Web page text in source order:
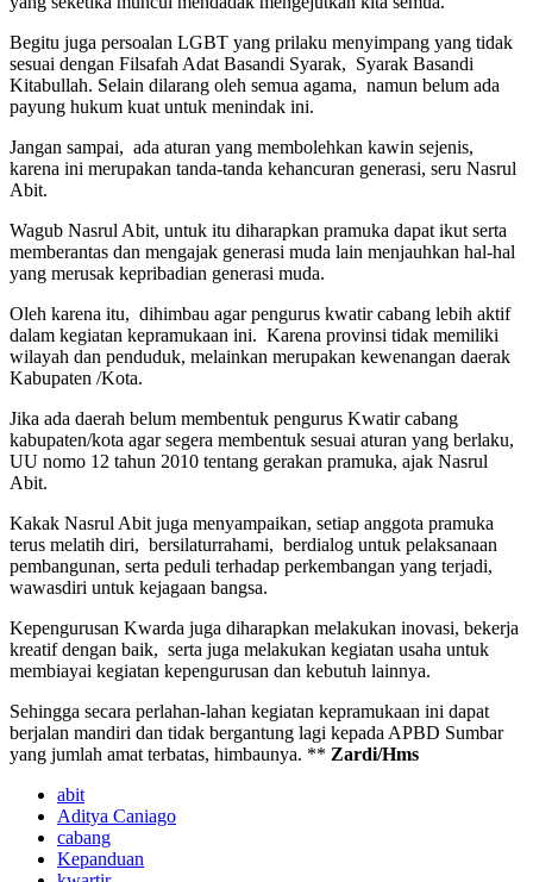
Begitu juga persoalan LGBT yang prilaku menyimpang yang tidak
sesuai dengan Filsafah Adat Basandi Syarak, Syarak Basandi
Kitabullah. Selain dilarang oleh semua agama, namun belum ada
payung hukum kuat untuk menindak ini.
Jangan sampai, ada aturan yang membolehkan kawin sejenis,
karena ini merupakan tanda-tanda kehancuran generasi, seru Nasrul
Abit.
Wagub Nasrul Abit, untuk itu diharapkan pramuka dapat ikut serta
memberantas dan mengajak generasi muda lain menjauhkan hal-hal
yang merusak kepribadian generasi muda.
Oleh karena itu, dihimbau agar pengurus kwatir cabang lebih aktif
dalam kegiatan kepramukaan ini. Karena provinsi tidak memiliki
wilayah dan penduduk, melainkan merupakan kewenangan daerak
Kabupaten /Kota.
Jika ada daerah belum membentuk pengurus Kwatir cabang
kabupaten/kota agar segera membentuk sesuai aturan yang berlaku,
UU nomo 12 tahun 2010 tentang gerakan pramuka, ajak Nasrul
Abit.
Kakak Nasrul Abit juga menyampaikan, setiap anggota pramuka
terus melatih diri, bersilaturrahami, berdialog untuk pelaksanaan
pembangunan, serta peduli terhadap perkembangan yang terjadi,
wawasdiri untuk kejagaan bangsa.
Kepengurusan Kwarda juga diharapkan melakukan inovasi, bekerja
kreatif dengan baik, serta juga melakukan kegiatan usaha untuk
membiayai kegiatan kepengurusan dan kebutuh lainnya.
Sehingga secara perlahan-lahan kegiatan kepramukaan ini dapat
berjalan mandiri dan tidak bergantung lagi kepada APBD Sumbar
yang jumlah amat terbatas, himbaunya. ** Zardi/Hms
abit
Aditya Caniago
cabang
Kepanduan